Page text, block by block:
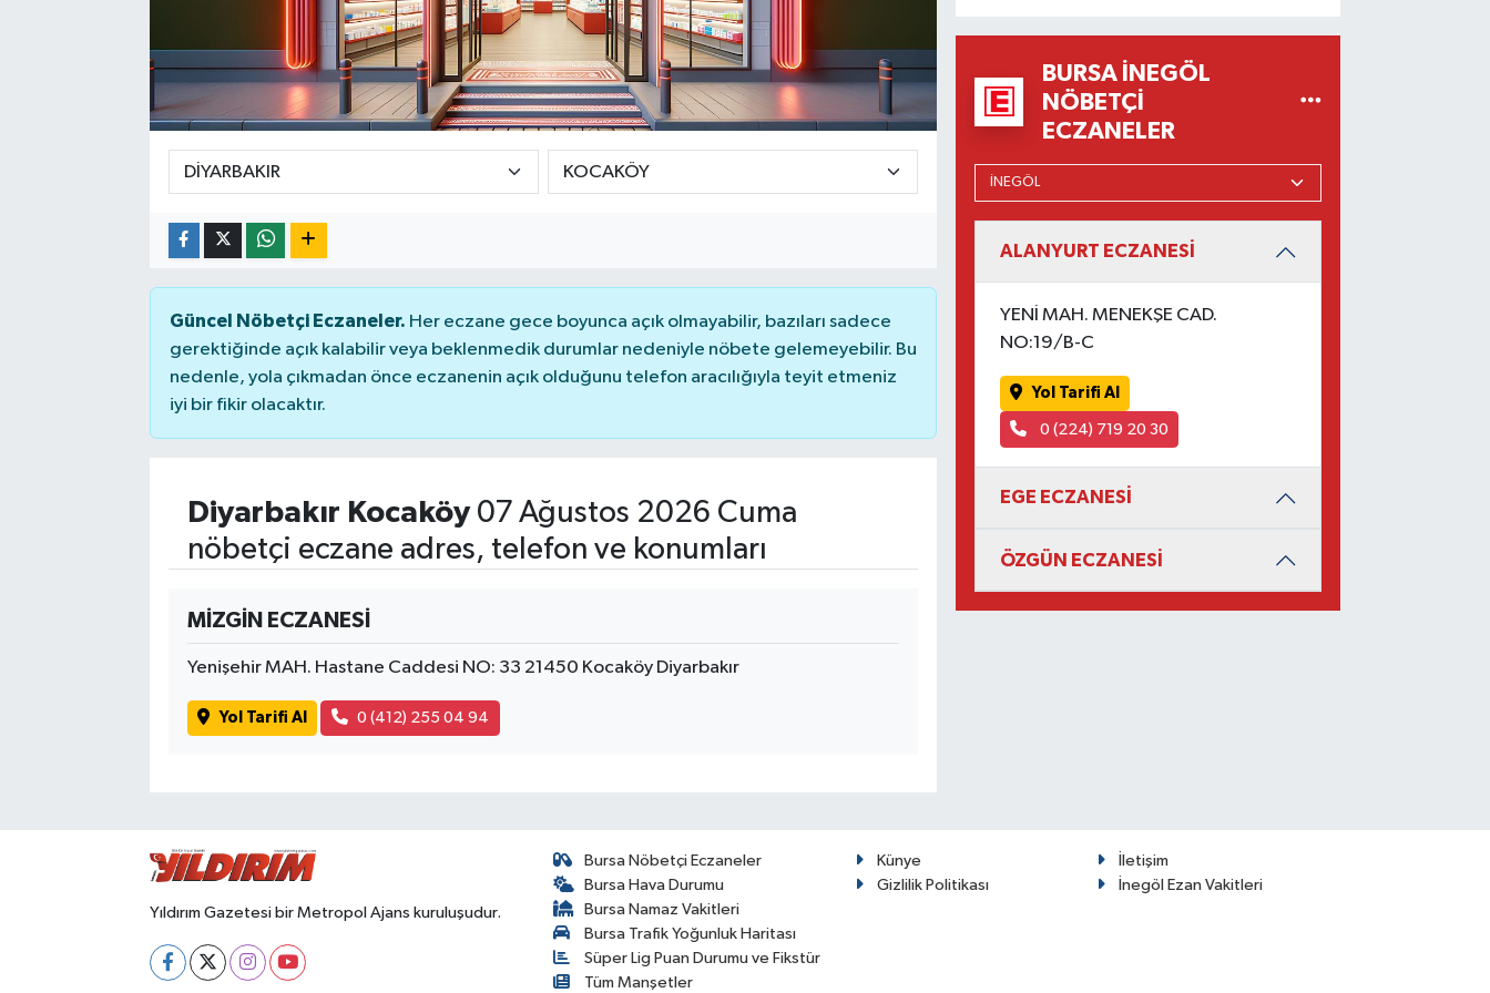
Güncel Nöbetçi Eczaneler. Her eczane gece boyunca açık olmayabilir, bazıları sadece
gerektiğinde açık kalabilir veya beklenmedik durumlar nedeniyle nöbete gelemeyebilir. Bu
nedenle, yola çıkmadan önce eczanenin açık olduğunu telefon aracılığıyla teyit etmeniz
iyi bir fikir olacaktır.
Diyarbakır Kocaköy07 Ağustos 2026 Cuma
nöbetçi eczane adres, telefon ve konumları
MİZGİN ECZANESİ
Yenişehir MAH. Hastane Caddesi NO: 33 21450 Kocaköy Diyarbakır
Yol Tarifi Al 0 (412) 255 04 94
BURSA İNEGÖL
NÖBETÇI
ECZANELER
ALANYURT ECZANESİ
YENİ MAH. MENEKŞE CAD.
NO:19/B-C
Yol Tarifi Al
0 (224) 719 20 30
EGE ECZANESİ
ÖZGÜN ECZANESİ
Yıldırım Gazetesi bir Metropol Ajans kuruluşudur.
Bursa Nöbetçi Eczaneler
Bursa Hava Durumu
Bursa Namaz Vakitleri
Bursa Trafik Yoğunluk Haritası
Süper Lig Puan Durumu ve Fikstür
Tüm Manşetler
Künye
İletişim
Gizlilik Politikası
İnegöl Ezan Vakitleri